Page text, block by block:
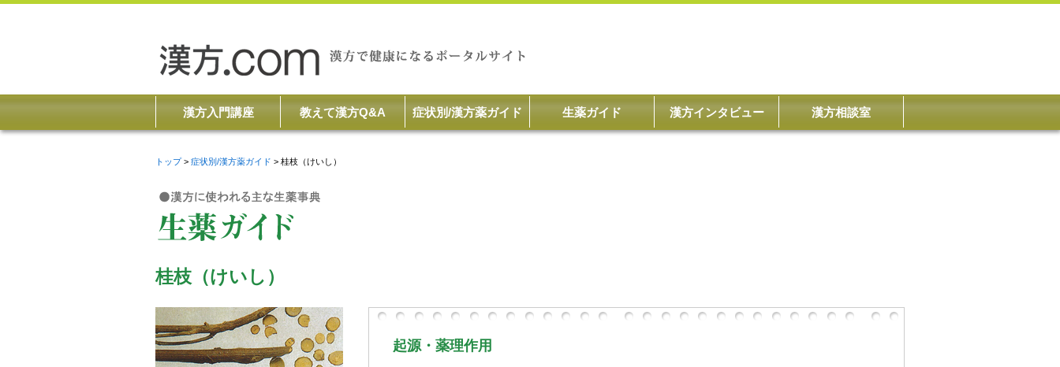
漢方入門講座 教えて漢方Q&A 症状別/漢方薬ガイド 生薬ガイド 漢方インタビュー 漢方相談室
トップ 症状別/漢方薬ガイド 桂枝（けいし）
桂枝（けいし）
起源・薬理作用